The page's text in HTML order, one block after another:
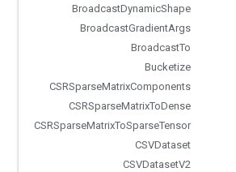
BroadcastDynamicShape
BroadcastGradientArgs
BroadcastTo
Bucketize
CSRSparseMatrixComponents
CSRSparseMatrixToDense
CSRSparseMatrixToSparseTensor
CSVDataset
CSVDatasetV2